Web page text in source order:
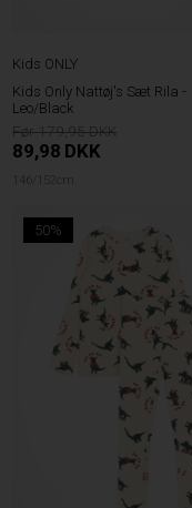
Kids ONLY
Kids Only Nattøj's Sæt Rila -
Leo/Black
179,95
89,98 DKK
146/152cm
50%